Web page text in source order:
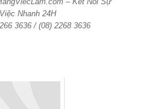
Nhanh 24H
3636 / (08) 2268 3636